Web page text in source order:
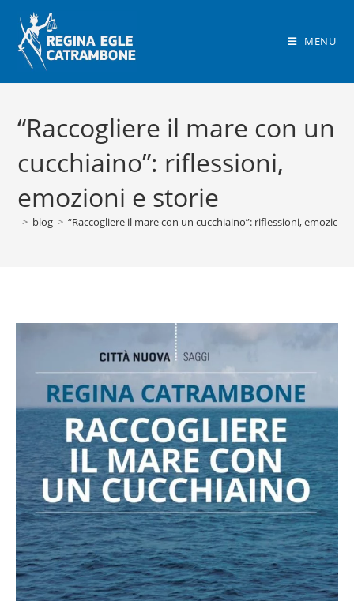
contenuto
MENU
“Raccogliere il mare con un
cucchiaino”: riflessioni,
emozioni e storie
> blog > “Raccogliere il mare con un cucchiaino”: riflessioni, emozioni